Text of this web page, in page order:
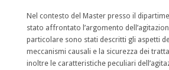
Italia"
Nel contesto del Master presso il
stato affrontato l’argomento
particolare sono stati descritti gli aspetti
meccanismi causali e la sicurezza dei
inoltre le caratteristiche peculiari